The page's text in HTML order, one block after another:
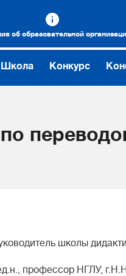
об образовательной
Школа Конкурс
школы
профессор НГЛУ,